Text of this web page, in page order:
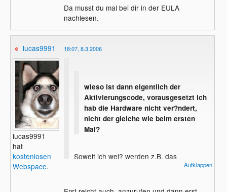
Da musst du mal bei dir in der EULA
nachlesen.
lucas9991
lucas9991
hat
kostenlosen
Webspace.
18:07, 8.3.2006
wieso ist dann eigentlich der
Aktivierungscode, vorausgesetzt ich
hab die Hardware nicht ver?ndert,
nicht der gleiche wie beim ersten
Mal?
Soweit ich wei? werden z.B. das
Wahrscheinlich werden auch noch
Aufklappen